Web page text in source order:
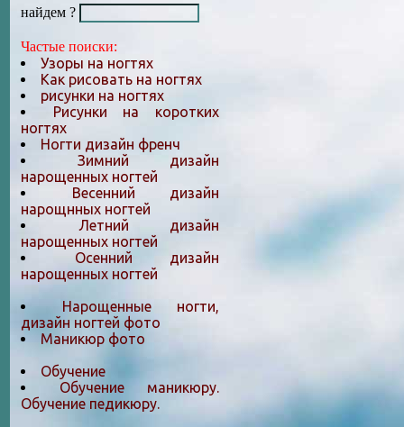
найдем ?
Частые поиски:
Узоры на ногтях
Как рисовать на ногтях
рисунки на ногтях
Рисунки на коротких
ногтях
Ногти дизайн френч
Зимний дизайн
нарощенных ногтей
Весенний дизайн
нарощнных ногтей
Летний дизайн
нарощенных ногтей
Осенний дизайн
нарощенных ногтей
Нарощенные ногти,
дизайн ногтей фото
Маникюр фото
Обучение
Обучение маникюру.
Обучение педикюру.